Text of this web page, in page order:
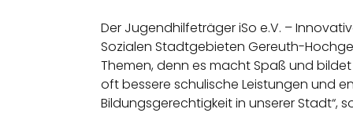
Der Jugendhilfeträger iSo e.V. –
Sozialen Stadtgebieten Gereuth-
Themen, denn es macht Spaß und
oft bessere schulische Leistungen und
Bildungsgerechtigkeit in unserer Stadt“,